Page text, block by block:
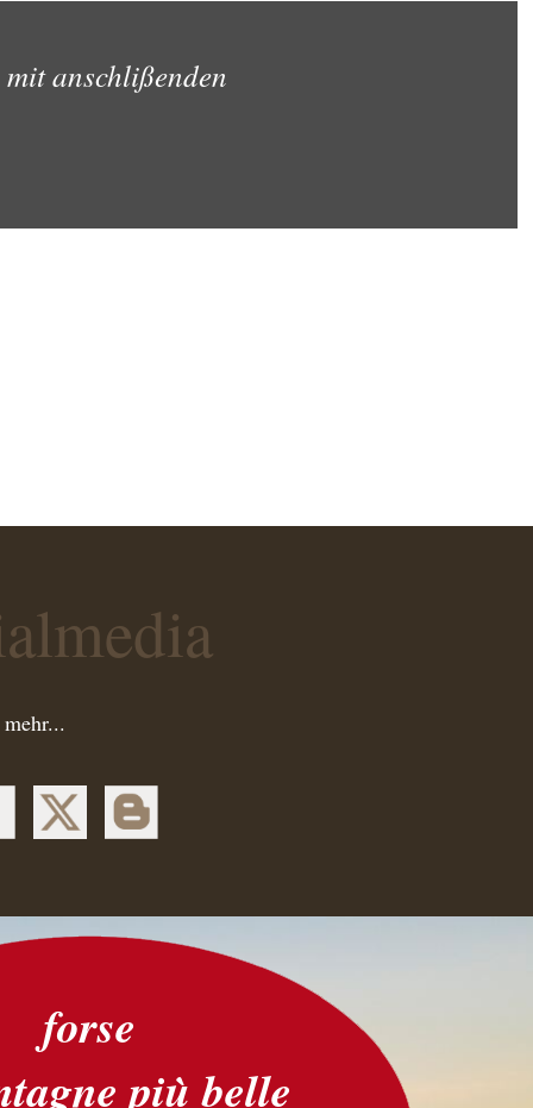
anschlißenden
forse
più belle